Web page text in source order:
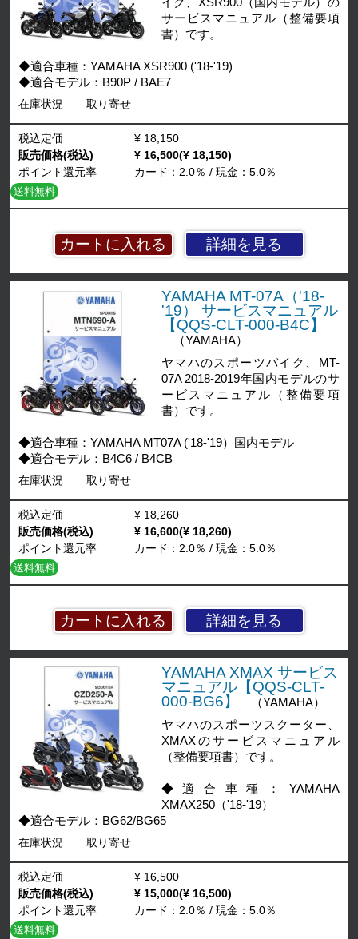
イク、XSR900（国内モデル）の
サービスマニュアル（整備要項
書）です。
◆適合車種：YAMAHA XSR900 ('18-'19)
◆適合モデル：B90P / BAE7
在庫状況
取り寄せ
詳細を見る
税込定価
¥ 18,150
販売価格(税込)
¥ 16,500(¥ 18,150)
ポイント還元率
カード：2.0％ / 現金：5.0％
送料無料
YAMAHA MT-07A（'18-
'19） サービスマニュアル
【QQS-CLT-000-B4C】
（YAMAHA）
ヤマハのスポーツバイク、MT-
07A 2018-2019年国内モデルのサ
ービスマニュアル（整備要項
書）です。
◆適合車種：YAMAHA MT07A ('18-'19）国内モデル
◆適合モデル：B4C6 / B4CB
在庫状況
取り寄せ
詳細を見る
税込定価
¥ 18,260
販売価格(税込)
¥ 16,600(¥ 18,260)
ポイント還元率
カード：2.0％ / 現金：5.0％
送料無料
YAMAHA XMAX サービス
マニュアル【QQS-CLT-
000-BG6】
（YAMAHA）
ヤマハのスポーツスクーター、
XMAXのサービスマニュアル
（整備要項書）です。
◆適合車種：YAMAHA
XMAX250（'18-'19）
◆適合モデル：BG62/BG65
在庫状況
取り寄せ
税込定価
¥ 16,500
販売価格(税込)
¥ 15,000(¥ 16,500)
ポイント還元率
カード：2.0％ / 現金：5.0％
送料無料